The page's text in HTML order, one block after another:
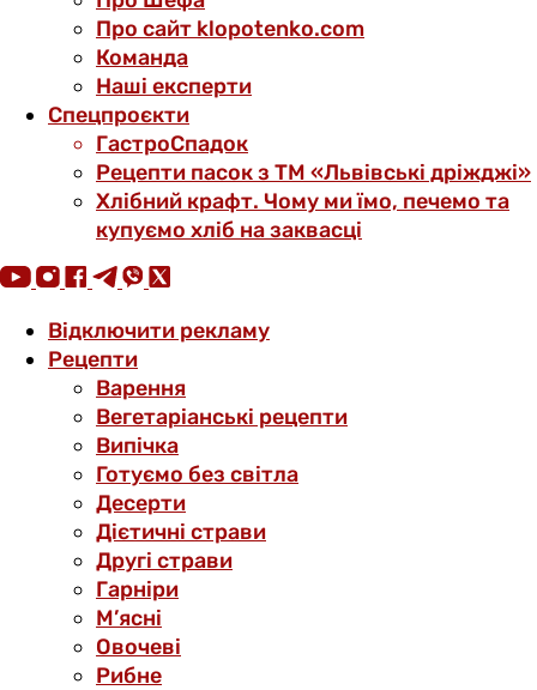
Про сайт klopotenko.com
Команда
Наші експерти
Спецпроєкти
ГастроСпадок
Рецепти пасок з ТМ «Львівські дріжджі»
Хлібний крафт. Чому ми їмо, печемо та
купуємо хліб на заквасці
Відключити рекламу
Рецепти
Варення
Вегетаріанські рецепти
Випічка
Готуємо без світла
Десерти
Дієтичні страви
Другі страви
Гарніри
М’ясні
Овочеві
Рибне